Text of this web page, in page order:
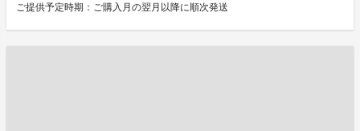
ご提供予定時期：ご購入月の翌月以降に順次発送